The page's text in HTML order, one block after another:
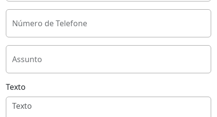
Número de Telefone
Assunto
Texto